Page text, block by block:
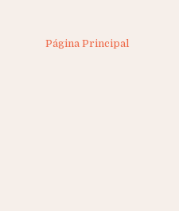
Página Principal